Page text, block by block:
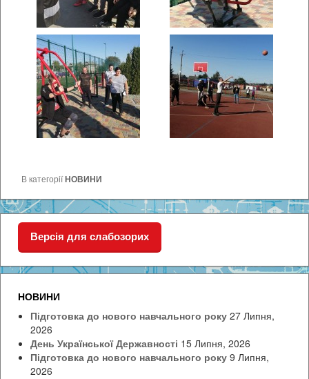
В категоріїНОВИНИ
Версія для слабозорих
НОВИНИ
Підготовка до нового навчального року 27 Липня,
2026
День Української Державності 15 Липня, 2026
Підготовка до нового навчального року 9 Липня,
2026